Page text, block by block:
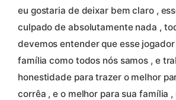
eu gostaria de deixar bem claro ,
culpado de absolutamente nada ,
devemos entender que esse
família como todos nós samos , e
honestidade para trazer o melhor
corrêa , e o melhor para sua família